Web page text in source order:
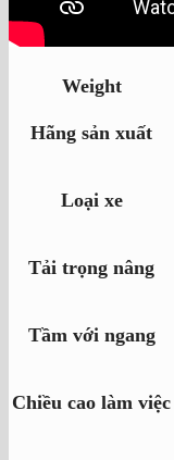
Weight
Hãng sản xuất
Loại xe
Tải trọng nâng
Tầm với ngang
Chiều cao làm việc